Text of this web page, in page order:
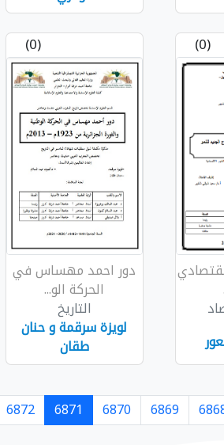
(0)
(0)
دور احمد مهساس في
الحركة الو...
التاريخ
لويزة سرقمة و حنان
طقان
6869
6870
6871
6872